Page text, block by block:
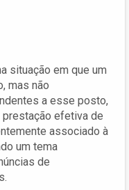
situação em que um
mas não
a esse posto,
prestação efetiva de
associado à
um tema
de